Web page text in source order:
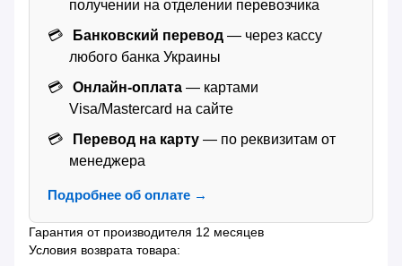
получении на отделении перевозчика
Банковский перевод — через кассу
любого банка Украины
Онлайн-оплата — картами
Visa/Mastercard на сайте
Перевод на карту — по реквизитам от
менеджера
Подробнее об оплате →
Гарантия от производителя 12 месяцев
Условия возврата товара: